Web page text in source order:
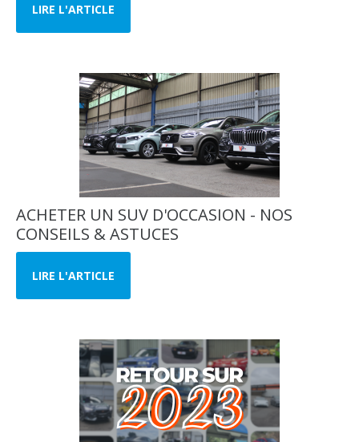
LIRE L'ARTICLE
ACHETER UN SUV D'OCCASION - NOS
CONSEILS & ASTUCES
LIRE L'ARTICLE